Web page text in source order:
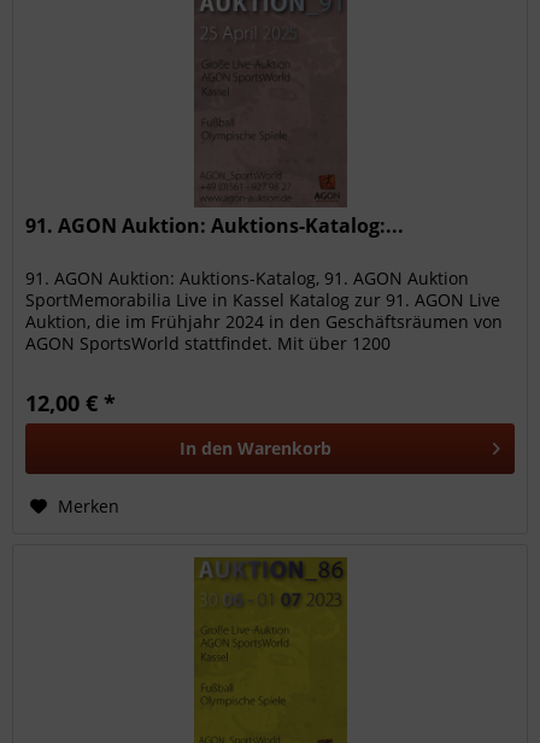
91. AGON Auktion: Auktions-Katalog:...
91. AGON Auktion: Auktions-Katalog, 91. AGON Auktion
SportMemorabilia Live in Kassel Katalog zur 91. AGON Live
Auktion, die im Frühjahr 2024 in den Geschäftsräumen von
AGON SportsWorld stattfindet. Mit über 1200
12,00 € *
In den Warenkorb
Merken